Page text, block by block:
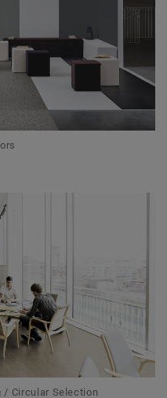
/ Circular Selection